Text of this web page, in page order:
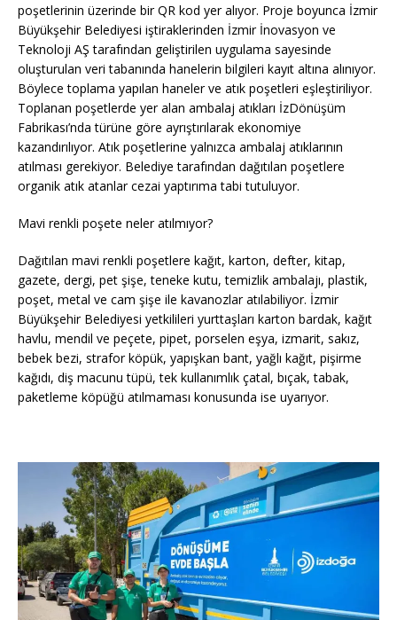
poşetlerinin üzerinde bir QR kod yer alıyor. Proje boyunca İzmir
Büyükşehir Belediyesi iştiraklerinden İzmir İnovasyon ve
Teknoloji AŞ tarafından geliştirilen uygulama sayesinde
oluşturulan veri tabanında hanelerin bilgileri kayıt altına alınıyor.
Böylece toplama yapılan haneler ve atık poşetleri eşleştiriliyor.
Toplanan poşetlerde yer alan ambalaj atıkları İzDönüşüm
Fabrikası’nda türüne göre ayrıştırılarak ekonomiye
kazandırılıyor. Atık poşetlerine yalnızca ambalaj atıklarının
atılması gerekiyor. Belediye tarafından dağıtılan poşetlere
organik atık atanlar cezai yaptırıma tabi tutuluyor.
Mavi renkli poşete neler atılmıyor?
Dağıtılan mavi renkli poşetlere kağıt, karton, defter, kitap,
gazete, dergi, pet şişe, teneke kutu, temizlik ambalajı, plastik,
poşet, metal ve cam şişe ile kavanozlar atılabiliyor. İzmir
Büyükşehir Belediyesi yetkilileri yurttaşları karton bardak, kağıt
havlu, mendil ve peçete, pipet, porselen eşya, izmarit, sakız,
bebek bezi, strafor köpük, yapışkan bant, yağlı kağıt, pişirme
kağıdı, diş macunu tüpü, tek kullanımlık çatal, bıçak, tabak,
paketleme köpüğü atılmaması konusunda ise uyarıyor.